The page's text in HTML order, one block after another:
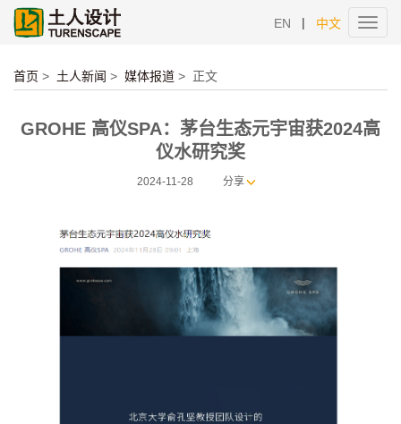
EN | 中文
首页 > 土人新闻 > 媒体报道 > 正文
GROHE 高仪SPA：茅台生态元宇宙获2024高
仪水研究奖
2024-11-28 分享